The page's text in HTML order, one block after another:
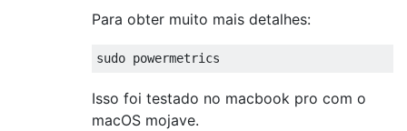
Para obter muito mais detalhes:
sudo powermetrics
Isso foi testado no macbook pro com o
macOS mojave.